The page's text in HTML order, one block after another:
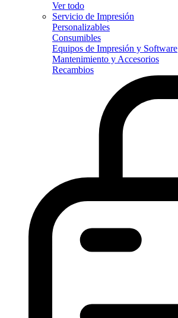
Ver todo
Servicio de Impresión
Personalizables
Consumibles
Equipos de Impresión y Software
Mantenimiento y Accesorios
Recambios